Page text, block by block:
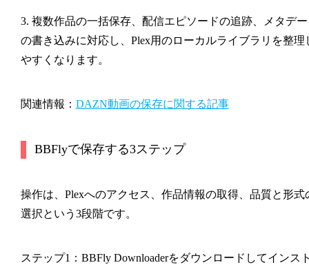
3. 複数作品の一括保存、配信エピソードの追跡、メタデ
の書き込みに対応し、Plex用のローカルライブラリを整理
やすくなります。
関連情報： DAZN動画の保存に関する記事
BBFlyで保存する3ステップ
操作は、Plexへのアクセス、作品情報の取得、品質と形式
選択という3段階です。
ステップ1：BBFly Downloaderをダウンロードしてインス